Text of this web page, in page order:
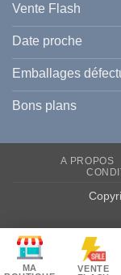
Vente Flash
Date proche
Emballages
Bons plans
A PROPOS
MA
VENTE